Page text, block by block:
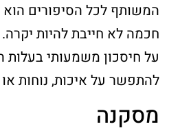
המשותף לכל הסיפורים
חכמה לא חייבת להיות יקרה.
על חיסכון משמעותי בעלות
להתפשר על איכות, נוחות או
מסקנה